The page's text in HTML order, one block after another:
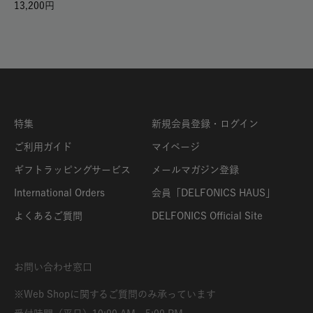
13,200
特集
ご利用ガイド
ギフトラッピングサービス
International Orders
よくあるご質問
新規会員登録・ログイン
マイページ
メールマガジン登録
会員「DELFONICS HAUS」
DELFONICS Official Site
お問い合わせ窓口
※Web Shopに関するご質問のみ承っています